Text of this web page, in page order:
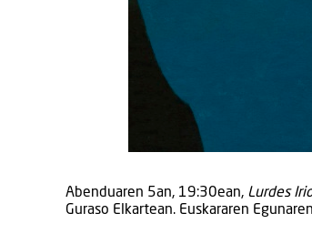
Abenduaren 5an, 19:30ean, Lurdes
Guraso Elkartean. Euskararen